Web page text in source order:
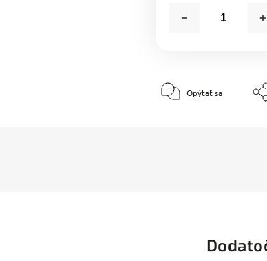
Opýtať sa